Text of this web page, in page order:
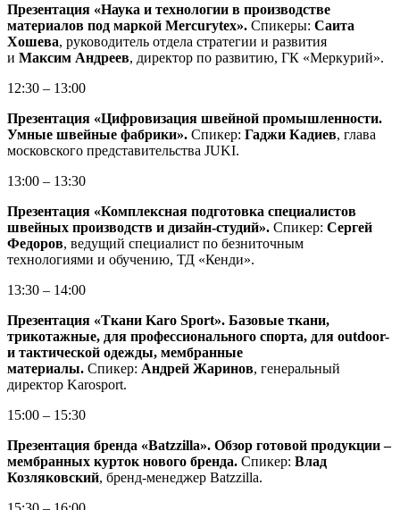
Презентация «Наука и технологии в производстве
материалов под маркой Mercurytex». Спикеры: Саита
Хошева, руководитель отдела стратегии и развития
и Максим Андреев, директор по развитию, ГК «Меркурий».
12:30 – 13:00
Презентация «Цифровизация швейной промышленности.
Умные швейные фабрики». Спикер: Гаджи Кадиев, глава
московского представительства JUKI.
13:00 – 13:30
Презентация «Комплексная подготовка специалистов
швейных производств и дизайн-студий». Спикер: Сергей
Федоров, ведущий специалист по безниточным
технологиями и обучению, ТД «Кенди».
13:30 – 14:00
Презентация «Ткани Karo Sport». Базовые ткани,
трикотажные, для профессионального спорта, для outdoor-
и тактической одежды, мембранные
материалы. Спикер: Андрей Жаринов, генеральный
директор Karosport.
15:00 – 15:30
Презентация бренда «Batzzilla». Обзор готовой продукции –
мембранных курток нового бренда. Спикер: Влад
Козляковский, бренд-менеджер Batzzilla.